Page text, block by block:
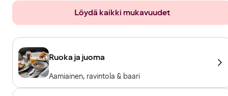
Löydä kaikki mukavuudet
Ruoka ja juoma
Aamiainen, ravintola & baari